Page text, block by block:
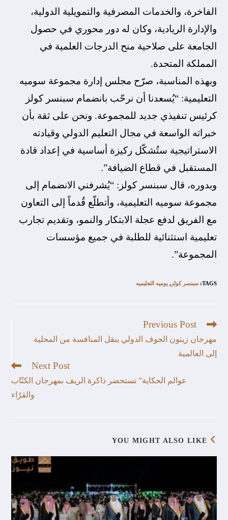
الفاخرة، والخدمات المصرفية والتمويلية الدولية،
والإدارة الريادية، وكان له دور محوري في حصول
الجامعة على صلاحية منح الدرجات العلمية في
المملكة المتحدة.
وبهذه المناسبة، صرّح مجلس إدارة مجموعة سوميه
التعليمية: “يُسعدنا أن نرحّب بانضمام سبنسر كولز
كرئيس تنفيذي جديد للمجموعة. ونحن على ثقة بأن
خبراته الواسعة في مجال التعليم الدولي وقيادته
الاستراتيجية ستُشكّل ركيزة أساسية في إعداد قادة
المستقبل في قطاع الضيافة”.
وبدوره، قال سبنسر كولز: “يُشرفني الانضمام إلى
مجموعة سوميه التعليمية، وأتطلّع قُدماً إلى التعاون
مع الفريق لدفع عجلة الابتكار والنمو، وتقديم تجارب
تعليمية استثنائية للطلبة في جميع مؤسسات
المجموعة”.
TAGS
:سبنسر كولز, يوميه التعليميه
Previous Post
مهرجان زيتون الجوف الدولي ينقل المنافسة من المحلية
إلى العالمية
Next Post
عوالم الحكاية” تستحضر ذاكرة الريف بمهرجان الكتّاب
والقرّاء
YOU MIGHT ALSO LIKE